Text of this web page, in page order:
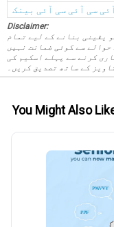
آئی سی آئی سی آئی بینک
Disclaimer:
یقینی بنانے کے لیے تمام
سے کوئی ضمانت نہیں
کرنے سے پہلے اسکیم کی
کے ساتھ تصدیق کریں۔
You Might Also